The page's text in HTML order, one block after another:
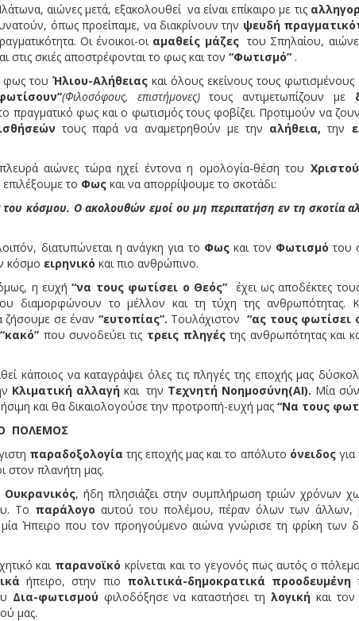
αιώνες μετά, εξακολουθεί να είναι επίκαιρο με τις
όπως προείπαμε, να διακρίνουν την ψευδή
Οι ένοικοι-οι αμαθείς μάζεςτου Σπηλαίου,
στις σκιές αποστρέφονται το φως και τον “Φωτισμό” .
του Ήλιου-Αλήθειας και όλους εκείνους τους
(Φιλοσόφους, επιστήμονες)τους αντιμετωπίζουν με
πραγματικό φως και ο φωτισμός τους φοβίζει. Προτιμούν να
τους παρά να αναμετρηθούν με την αλήθεια,την
τώρα ηχεί έντονα η ομολογία-θέση του Χριστού
το Φως και να απορρίψουμε το σκοτάδι:
Ο ακολουθών εμοί ου μη περιπατήση εν τη σκοτία
η ανάγκη για το Φωςκαι τον Φωτισμότου
κόσμο ειρηνικό και πιο ανθρώπινο.
η ευχή“να τους φωτίσει ο Θεός” έχει ως αποδέκτες
διαμορφώνουν το μέλλον και τη τύχη της ανθρωπότητας.
ζήσουμε σε έναν “ευτοπίας”. Τουλάχιστον “ας τους φωτίσει
“κακό” που συνοδεύει τις τρεις πληγές της ανθρωπότητας και
να καταγράψει όλες τις πληγές της εποχής μας
Κλιματική αλλαγή και την Τεχνητή Νοημοσύνη(AI). Μία
και θα δικαιολογούσε την προτροπή-ευχή μας “Nα τους
παραδοξολογίατης εποχής μας και το απόλυτο όνειδοςγια
στον πλανήτη μας.
Ουκρανικός, ήδη πλησιάζει στην συμπλήρωση τριών χρόνων
Το παράλογο αυτού του πολέμου, πέραν όλων των άλλων,
μία Ήπειρο που τον προηγούμενο αιώνα γνώρισε τη φρίκη των
και παρανοϊκόκρίνεται και το γεγονός πως αυτός ο
ήπειρο, στην πιο πολιτικά-δημοκρατικά προοδευμένη
Δια-φωτισμού φιλοδόξησε να καταστήσει τηλογική και τον
μας.